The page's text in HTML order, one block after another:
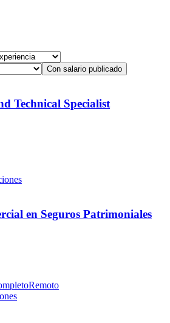
Con salario publicado
Technical Specialist
en Seguros Patrimoniales
Remoto